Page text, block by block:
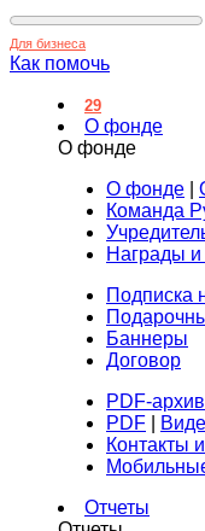
Для бизнеса
Как помочь
29
О фонде
О фонде
О фонде
Команда
Награды и
Подписка
Баннеры
Договор
PDF-
PDF
Контакты
Отчеты